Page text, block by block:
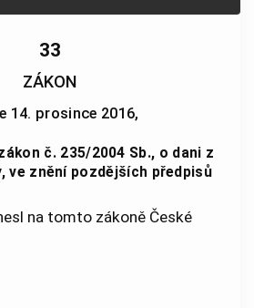
33
ZÁKON
14. prosince 2016,
č. 235/2004 Sb., o dani z
ve znění pozdějších předpisů
na tomto zákoně České